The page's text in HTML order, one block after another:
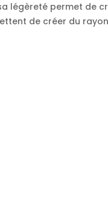
légèreté permet de
de créer du